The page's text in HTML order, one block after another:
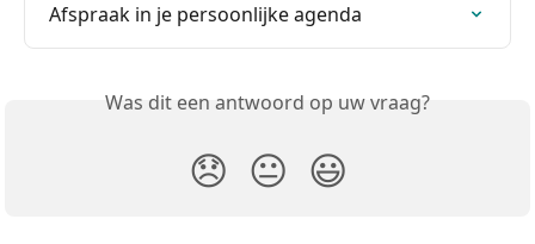
Afspraak in je persoonlijke agenda
Was dit een antwoord op uw vraag?
😞 😐 😃